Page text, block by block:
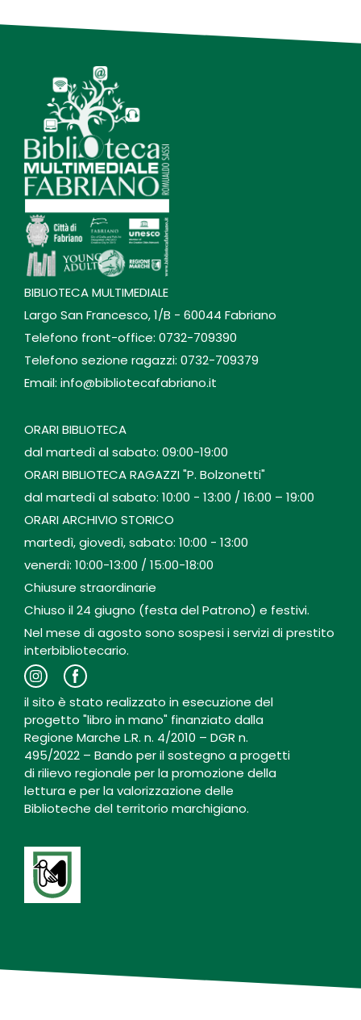
BIBLIOTECA MULTIMEDIALE
Largo San Francesco, 1/B - 60044 Fabriano
Telefono front-office: 0732-709390
Telefono sezione ragazzi: 0732-709379
Email: info@bibliotecafabriano.it
ORARI BIBLIOTECA
dal martedì al sabato: 09:00-19:00
ORARI BIBLIOTECA RAGAZZI "P. Bolzonetti"
dal martedì al sabato: 10:00 - 13:00 / 16:00 – 19:00
ORARI ARCHIVIO STORICO
martedì, giovedì, sabato: 10:00 - 13:00
venerdì: 10:00-13:00 / 15:00-18:00
Chiusure straordinarie
Chiuso il 24 giugno (festa del Patrono) e festivi.
Nel mese di agosto sono sospesi i servizi di prestito
interbibliotecario.
il sito è stato realizzato in esecuzione del
progetto "libro in mano" finanziato dalla
Regione Marche L.R. n. 4/2010 – DGR n.
495/2022 – Bando per il sostegno a progetti
di rilievo regionale per la promozione della
lettura e per la valorizzazione delle
Biblioteche del territorio marchigiano.